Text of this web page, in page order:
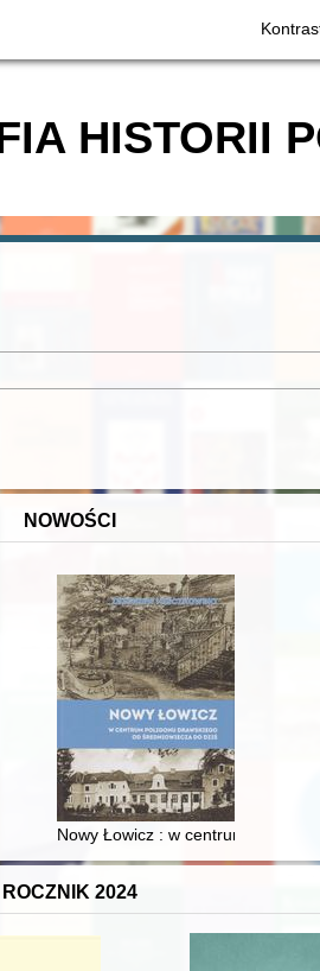
HISTORII
NOWOŚCI
finansowy i towarzyski lokalnego
Nowy Łowicz : w centrum
ROCZNIK 2024